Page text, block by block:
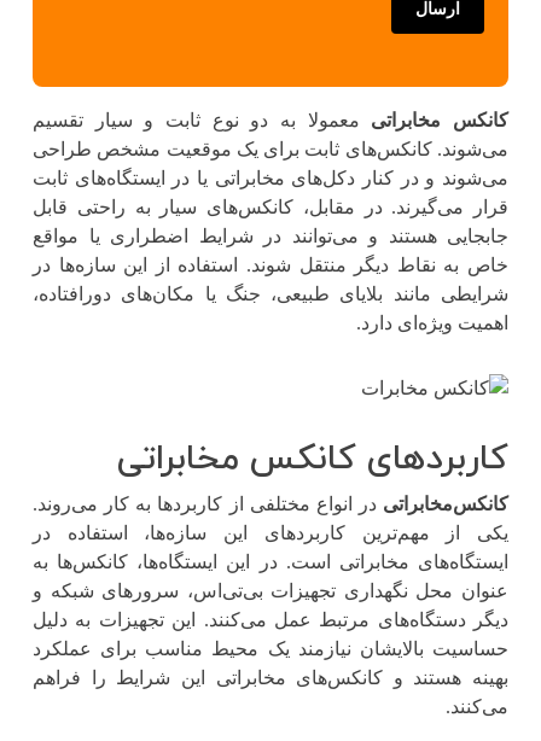
کانکس مخابراتی معمولا به دو نوع ثابت و سیار تقسیم
می‌شوند. کانکس‌های ثابت برای یک موقعیت مشخص طراحی
می‌شوند و در کنار دکل‌های مخابراتی یا در ایستگاه‌های ثابت
قرار می‌گیرند. در مقابل، کانکس‌های سیار به راحتی قابل
جابجایی هستند و می‌توانند در شرایط اضطراری یا مواقع
خاص به نقاط دیگر منتقل شوند. استفاده از این سازه‌ها در
شرایطی مانند بلایای طبیعی، جنگ یا مکان‌های دورافتاده،
اهمیت ویژه‌ای دارد.
کاربردهای کانکس مخابراتی
کانکس‌مخابراتی در انواع مختلفی از کاربردها به کار می‌روند.
یکی از مهم‌ترین کاربردهای این سازه‌ها، استفاده در
ایستگاه‌های مخابراتی است. در این ایستگاه‌ها، کانکس‌ها به
‌عنوان محل نگهداری تجهیزات بی‌تی‌اس، سرورهای شبکه و
دیگر دستگاه‌های مرتبط عمل می‌کنند. این تجهیزات به ‌دلیل
حساسیت بالایشان نیازمند یک محیط مناسب برای عملکرد
بهینه هستند و کانکس‌های مخابراتی این شرایط را فراهم
می‌کنند.